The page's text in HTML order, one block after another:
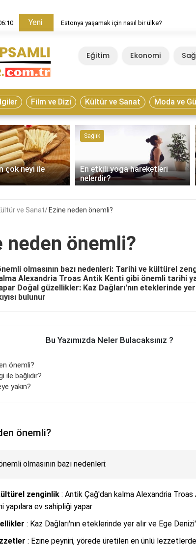
Yeni Estonya yaşamak için nasıl bir ülke?
Eğitim Ekonomi
Film ve Dizi Kültür ve Sanat Moda ve
çok neyi ile
Sağlık
En etkili yoga hareketleri
nelerdir?
ve Sanat Ezine neden önemli?
neden önemli?
olmasının bazı nedenleri: Tarihi ve kültürel
Alexandria Troas Antik Kenti gibi önemli tarihi
Doğal güzellikler: Kaz Dağları'nın eteklerinde yer
bulunur
Bu Yazımızda Neler Bulacaksınız ?
önemli?
ile bağlıdır?
yakın?
önemli?
olmasının bazı nedenleri:
zenginlik : Antik Çağ'dan kalma Alexandria
yapılara ev sahipliği yapar
: Kaz Dağları'nın eteklerinde yer alır ve Ege
: Ezine peyniri, yörede üretilen en ünlü